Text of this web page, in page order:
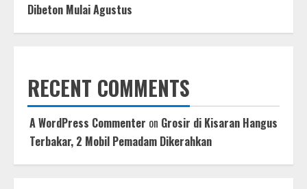
Dibeton Mulai Agustus
RECENT COMMENTS
A WordPress Commenter on Grosir di Kisaran Hangus
Terbakar, 2 Mobil Pemadam Dikerahkan